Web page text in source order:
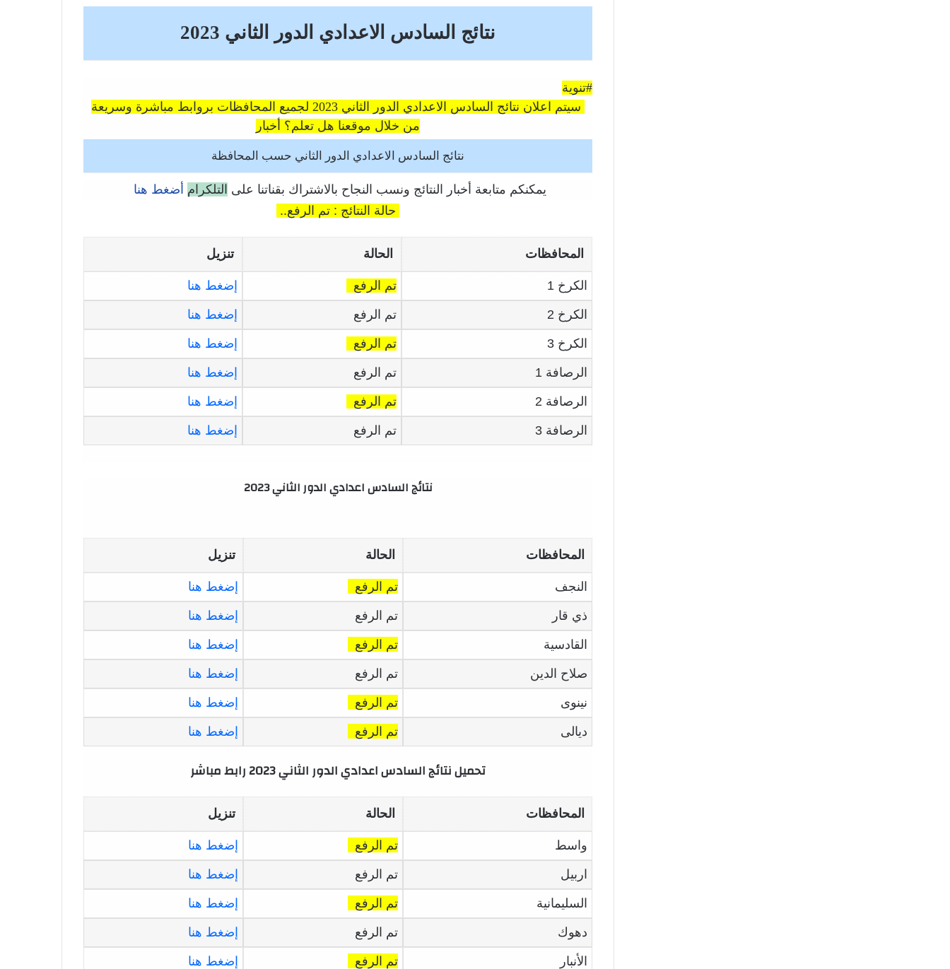
نتائج السادس الاعدادي الدور الثاني 2023
#تنوية
سيتم اعلان نتائج السادس الاعدادي الدور الثاني 2023 لجميع المحافظات بروابط مباشرة وسريعة
من خلال موقعنا هل تعلم؟ أخبار
نتائج السادس الاعدادي الدور الثاني حسب المحافظة
يمكنكم متابعة أخبار النتائج ونسب النجاح بالاشتراك بقناتنا على التلكرام أضغط هنا
حالة النتائج : تم الرفع..
المحافظات الحالة تنزيل
الكرخ 1 تم الرفع إضغط هنا
الكرخ 2 تم الرفع إضغط هنا
الكرخ 3 تم الرفع إضغط هنا
الرصافة 1 تم الرفع إضغط هنا
الرصافة 2 تم الرفع إضغط هنا
الرصافة 3 تم الرفع إضغط هنا
نتائج السادس اعدادي الدور الثاني 2023
المحافظات الحالة تنزيل
النجف تم الرفع إضغط هنا
ذي قار تم الرفع إضغط هنا
القادسية تم الرفع إضغط هنا
صلاح الدين تم الرفع إضغط هنا
نينوى تم الرفع إضغط هنا
ديالى تم الرفع إضغط هنا
تحميل نتائج السادس اعدادي الدور الثاني 2023 رابط مباشر
المحافظات الحالة تنزيل
واسط تم الرفع إضغط هنا
اربيل تم الرفع إضغط هنا
السليمانية تم الرفع إضغط هنا
دهوك تم الرفع إضغط هنا
الأنبار تم الرفع إضغط هنا